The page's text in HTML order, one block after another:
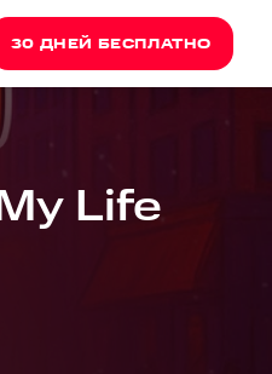
30 ДНЕЙ БЕСПЛАТНО
Life